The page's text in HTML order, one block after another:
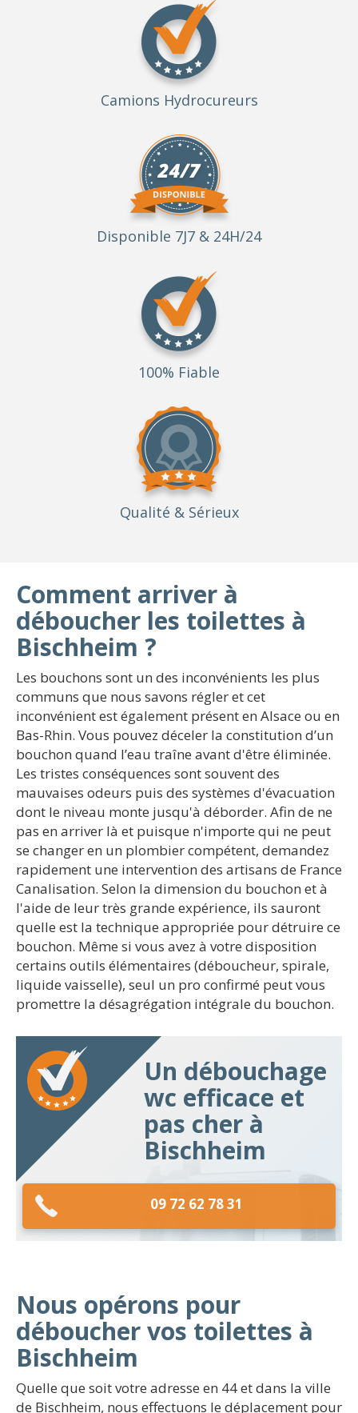
Camions Hydrocureurs
Disponible 7J7 & 24H/24
100% Fiable
Qualité & Sérieux
Comment arriver à
déboucher les toilettes à
Bischheim ?
Les bouchons sont un des inconvénients les plus
communs que nous savons régler et cet
inconvénient est également présent en Alsace ou en
Bas-Rhin. Vous pouvez déceler la constitution d’un
bouchon quand l’eau traîne avant d'être éliminée.
Les tristes conséquences sont souvent des
mauvaises odeurs puis des systèmes d'évacuation
dont le niveau monte jusqu'à déborder. Afin de ne
pas en arriver là et puisque n'importe qui ne peut
se changer en un plombier compétent, demandez
rapidement une intervention des artisans de France
Canalisation. Selon la dimension du bouchon et à
l'aide de leur très grande expérience, ils sauront
quelle est la technique appropriée pour détruire ce
bouchon. Même si vous avez à votre disposition
certains outils élémentaires (déboucheur, spirale,
liquide vaisselle), seul un pro confirmé peut vous
promettre la désagrégation intégrale du bouchon.
Un débouchage
wc efficace et
pas cher à
Bischheim
09 72 62 78 31
Nous opérons pour
déboucher vos toilettes à
Bischheim
Quelle que soit votre adresse en 44 et dans la ville
de Bischheim, nous effectuons le déplacement pour